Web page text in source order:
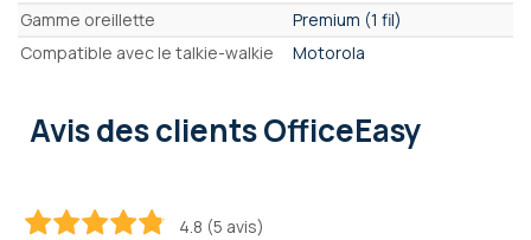
Gamme oreillette
Premium (1 fil)
Compatible avec le talkie-walkie
Motorola
Avis des clients OfficeEasy
4.8 (5 avis)